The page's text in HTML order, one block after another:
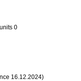
0
16.12.2024)